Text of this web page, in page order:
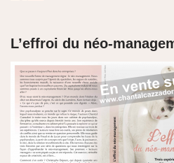
L’effroi du néo-